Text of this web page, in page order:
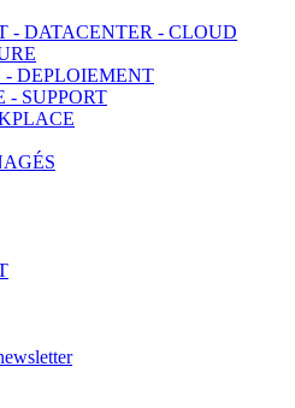
- DATACENTER - CLOUD
DEPLOIEMENT
SUPPORT